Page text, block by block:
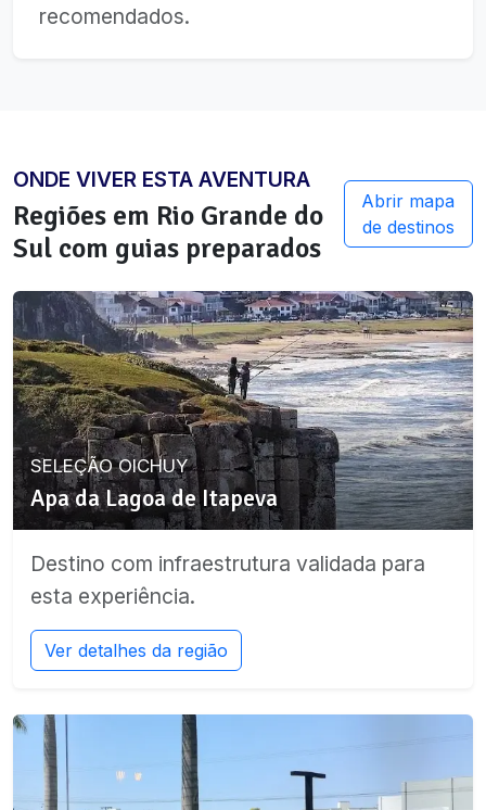
recomendados.
ONDE VIVER ESTA AVENTURA
Regiões em Rio Grande do
Sul com guias preparados
Abrir mapa
de destinos
SELEÇÃO OICHUY
Apa da Lagoa de Itapeva
Destino com infraestrutura validada para
esta experiência.
Ver detalhes da região